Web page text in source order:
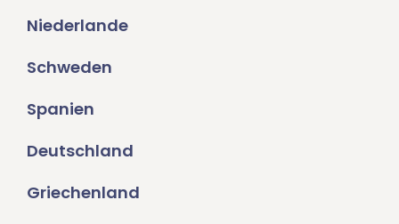
Niederlande
Schweden
Spanien
Deutschland
Griechenland